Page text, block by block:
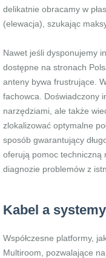
delikatnie obracamy w
(elewacja), szukając
Nawet jeśli dysponujemy
dostępne na stronach
anteny bywa frustrujące.
fachowca. Doświadczony
narzędziami, ale także
zlokalizować optymalne
sposób gwarantujący
oferują pomoc techniczną
diagnozie problemów z
Kabel a
Współczesne platformy,
Multiroom, pozwalające